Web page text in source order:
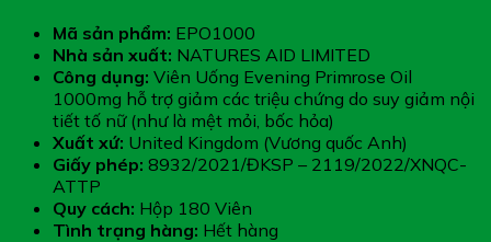
Mã sản phẩm: EPO1000
Nhà sản xuất: NATURES AID LIMITED
Công dụng: Viên Uống Evening Primrose Oil
1000mg hỗ trợ giảm các triệu chứng do suy giảm nội
tiết tố nữ (như là mệt mỏi, bốc hỏa)
Xuất xứ: United Kingdom (Vương quốc Anh)
Giấy phép: 8932/2021/ĐKSP – 2119/2022/XNQC-
ATTP
Quy cách: Hộp 180 Viên
Tình trạng hàng: Hết hàng